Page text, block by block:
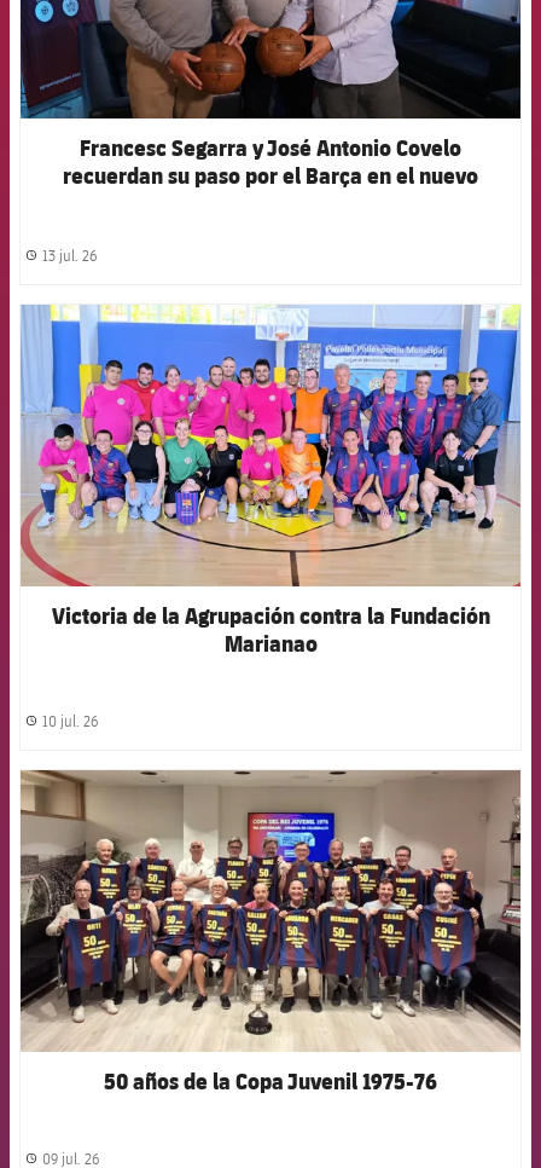
Francesc Segarra y José Antonio Covelo
recuerdan su paso por el Barça en el nuevo
label.share.clock
13 jul. 26
FCB Barcelona badge
Victoria de la Agrupación contra la Fundación
Marianao
label.share.clock
10 jul. 26
FCB Barcelona badge
50 años de la Copa Juvenil 1975-76
09 jul. 26